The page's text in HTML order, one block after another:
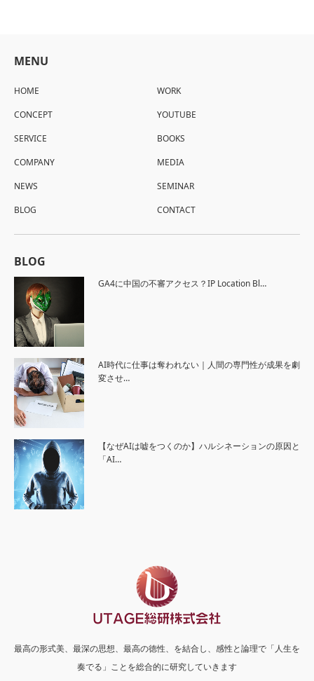
MENU
HOME
CONCEPT
SERVICE
COMPANY
NEWS
BLOG
WORK
YOUTUBE
BOOKS
MEDIA
SEMINAR
CONTACT
BLOG
GA4に中国の不審アクセス？IP Location Bl…
AI時代に仕事は奪われない｜人間の専門性が成果を劇
変させ…
【なぜAIは嘘をつくのか】ハルシネーションの原因と
「AI…
最高の形式美、最深の思想、最高の徳性、を結合し、感性と論理で「人生を
奏でる」ことを総合的に研究していきます